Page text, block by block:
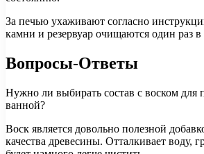
За печью ухаживают согласно
камни и резервуар очищаются один раз в
Вопросы-Ответы
Нужно ли выбирать состав с воском для
ванной?
Воск является довольно полезной
качества древесины. Отталкивает воду,